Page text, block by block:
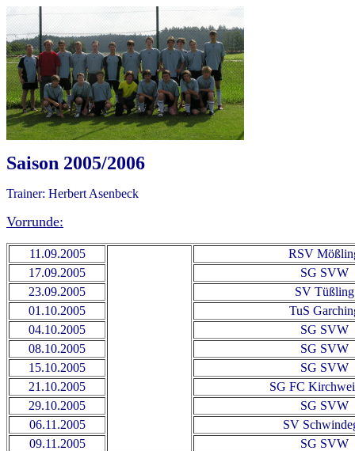
Saison 2005/2006
Trainer: Herbert Asenbeck
Vorrunde:
11.09.2005
RSV
17.09.2005
SG SVW
23.09.2005
SV Tüßling
01.10.2005
TuS
04.10.2005
SG SVW
08.10.2005
SG SVW
15.10.2005
SG SVW
21.10.2005
SG FC
29.10.2005
SG SVW
06.11.2005
SV
09.11.2005
SG SVW